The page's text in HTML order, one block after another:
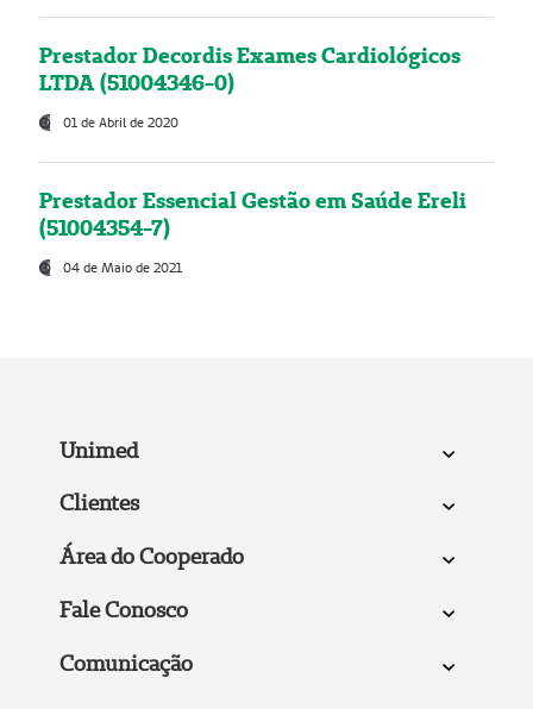
Prestador Decordis Exames Cardiológicos
LTDA (51004346-0)
01 de Abril de 2020
Prestador Essencial Gestão em Saúde Ereli
(51004354-7)
04 de Maio de 2021
Unimed
Clientes
Área do Cooperado
Fale Conosco
Comunicação